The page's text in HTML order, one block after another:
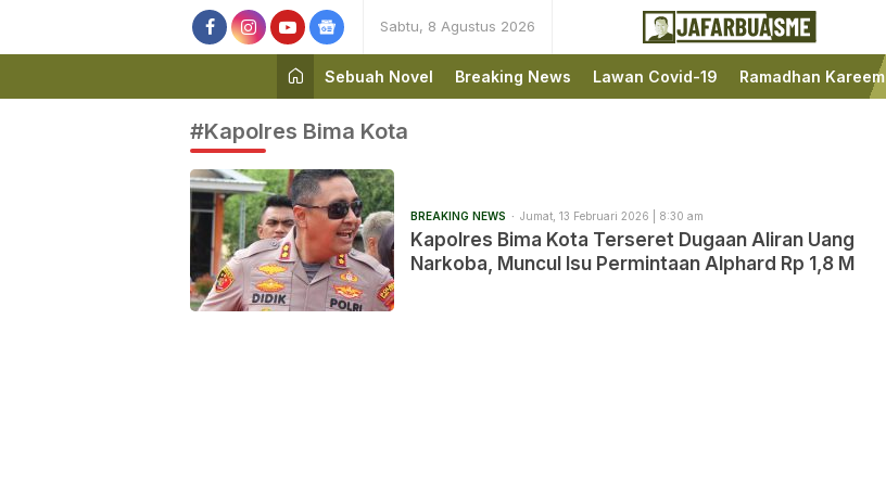
Sabtu, 8 Agustus 2026
JafarBua
Ini bukan Media Online,
Ini Jafarbuaisme.com
Sebuah Novel
Breaking News Lawan Covid-19 Ramadhan Kareem
#Kapolres Bima Kota
BREAKING NEWS Jumat, 13 Februari 2026 | 8:30 am
Kapolres Bima Kota Terseret Dugaan Aliran Uang
Narkoba, Muncul Isu Permintaan Alphard Rp 1,8 M